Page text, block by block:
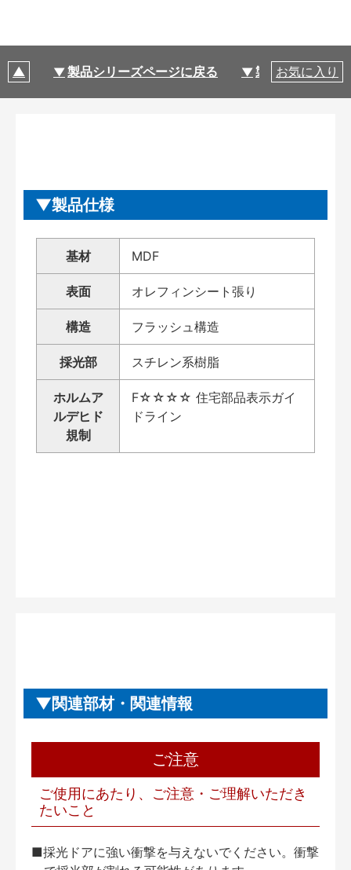
製品シリーズページに戻る 製品仕様
お気に入り
製品仕様
基材 MDF
表面 オレフィンシート張り
構造 フラッシュ構造
採光部 スチレン系樹脂
ホルムア
ルデヒド
規制
F☆☆☆☆ 住宅部品表示ガイ
ドライン
関連部材・関連情報
ご注意
ご使用にあたり、ご注意・ご理解いただき
たいこと
■採光ドアに強い衝撃を与えないでください。衝撃